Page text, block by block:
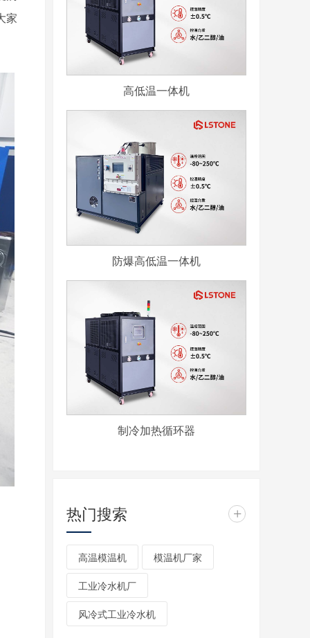
家
高低温一体机
防爆高低温一体机
制冷加热循环器
热门搜索 +
高温模温机 模温机厂家
工业冷水机厂
风冷式工业冷水机